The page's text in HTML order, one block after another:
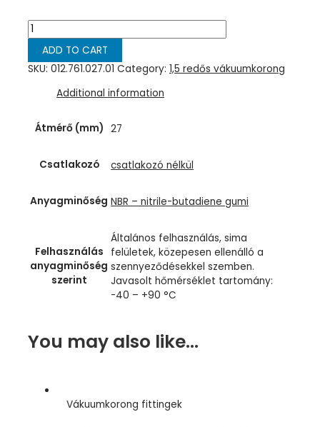
1,5
redős
vákuumkorong,
D=
redős,
NBR
quantity
ADD TO CART
SKU:012.761.027.01 Category:1,5 redős vákuumkorong
Additional information
Átmérő (mm) 27
Csatlakozó csatlakozó nélkül
Anyagminőség NBR – nitrile-butadiene gumi
Felhasználás
anyagminőség
szerint
Általános felhasználás, sima
felületek, közepesen ellenálló a
szennyeződésekkel szemben.
Javasolt hőmérséklet tartomány:
-40 – +90 °C
You may also like…
Vákuumkorong fittingek